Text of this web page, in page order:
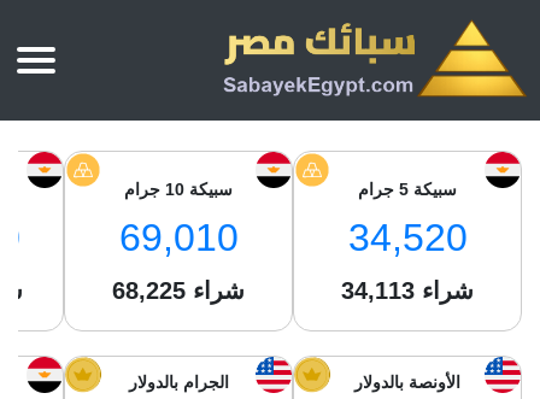
أسعار الذهب
سعر الذهب عيار 24
سعر جنيه الذهب
سبائك الذهب
بي تي سي
سام
أسعار الفضة اليوم
سبائك الفضة
بي تي سي
جونير
من نحن
سبيكة 5 جرام
34,520
34,113 شراء
سبيكة 10 جرام
69,010
68,225 شراء
الأونصة بالدولار الجرام بالدولار